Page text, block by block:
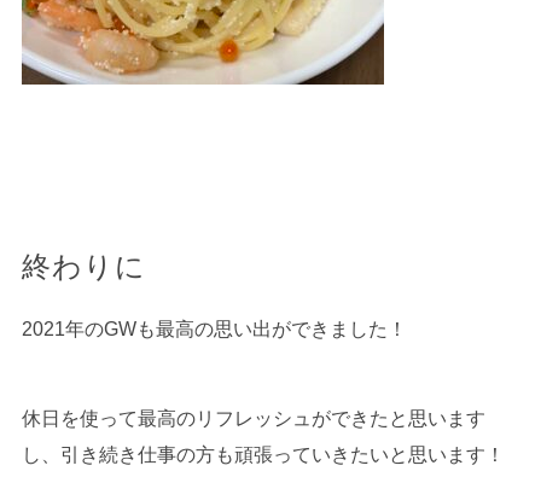
終わりに
2021年のGWも最高の思い出ができました！
休日を使って最高のリフレッシュができたと思います
し、引き続き仕事の方も頑張っていきたいと思います！